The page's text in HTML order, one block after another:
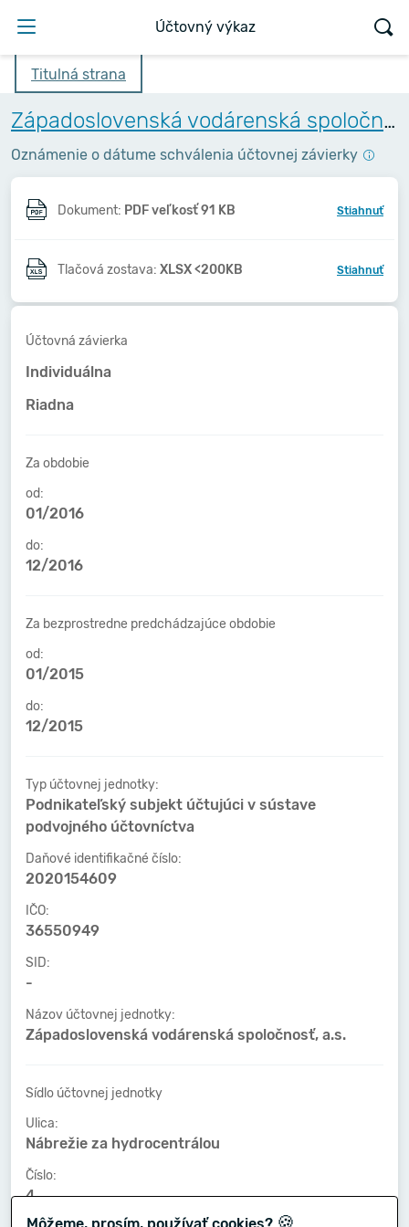
Účtovný výkaz
Titulná strana
Západoslovenská vodárenská spoločnosť, a.s.
Oznámenie o dátume schválenia účtovnej závierky
Dokument: PDF veľkosť 91 KB Stiahnuť
Tlačová zostava: XLSX <200KB Stiahnuť
Účtovná závierka
Individuálna
Riadna
Za obdobie
od:
01/2016
do:
12/2016
Za bezprostredne predchádzajúce obdobie
od:
01/2015
do:
12/2015
Typ účtovnej jednotky:
Podnikateľský subjekt účtujúci v sústave
podvojného účtovníctva
Daňové identifikačné číslo:
2020154609
IČO:
36550949
SID:
-
Názov účtovnej jednotky:
Západoslovenská vodárenská spoločnosť, a.s.
Sídlo účtovnej jednotky
Ulica:
Nábrežie za hydrocentrálou
Číslo:
4
🍪